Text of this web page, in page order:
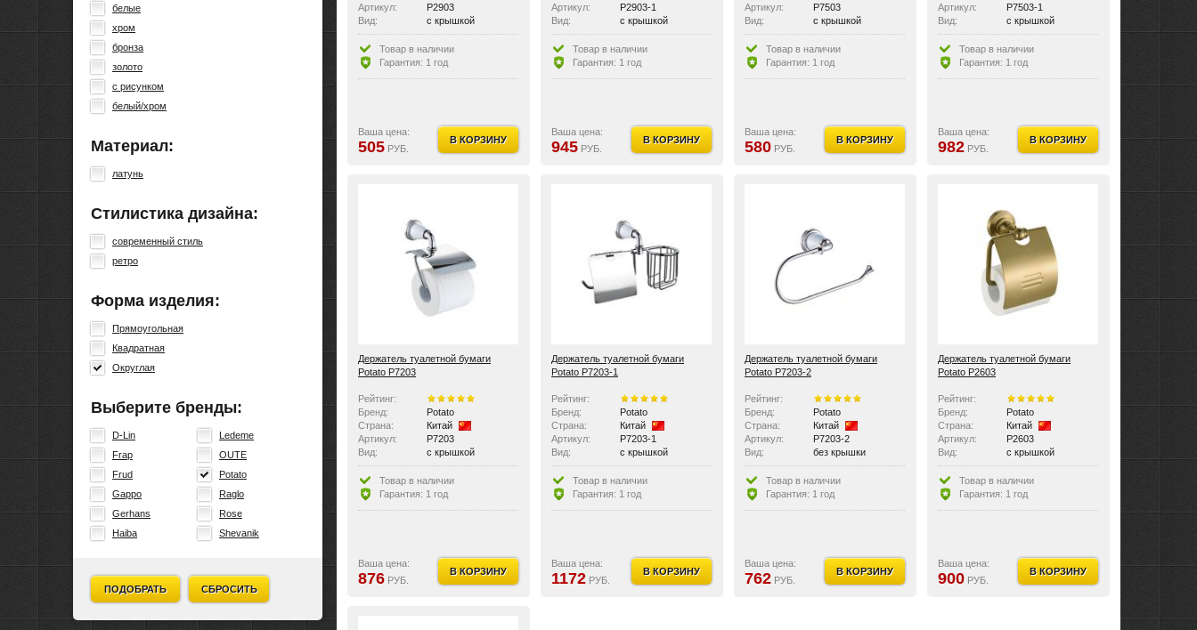
белые
хром
бронза
золото
с рисунком
белый/хром
Материал:
латунь
Стилистика дизайна:
современный стиль
ретро
Форма изделия:
Прямоугольная
Квадратная
Округлая
Выберите бренды:
D-Lin
Frap
Frud
Gappo
Gerhans
Haiba
Ledeme
OUTE
Potato
Raglo
Rose
Shevanik
ПОДОБРАТЬ СБРОСИТЬ
Артикул:
P2903
Вид:
с крышкой
Товар в наличии
Гарантия: 1 год
Ваша цена:
505 РУБ.
В КОРЗИНУ
Артикул:
P2903-1
Вид:
с крышкой
Особенности: с держателем освежителя воздуха
Товар в наличии
Гарантия: 1 год
Ваша цена:
945 РУБ.
В КОРЗИНУ
Артикул:
P7503
Вид:
с крышкой
Товар в наличии
Гарантия: 1 год
Ваша цена:
580 РУБ.
В КОРЗИНУ
Артикул:
P7503-1
Вид:
с крышкой
Особенности: с держателем освежителя воздуха
Товар в наличии
Гарантия: 1 год
Ваша цена:
982 РУБ.
В КОРЗИНУ
Держатель туалетной бумаги
Potato P7203
Рейтинг:
Бренд:
Potato
Страна:
Китай
Артикул:
P7203
Вид:
с крышкой
Товар в наличии
Гарантия: 1 год
Ваша цена:
876 РУБ.
В КОРЗИНУ
Держатель туалетной бумаги
Potato P7203-1
Рейтинг:
Бренд:
Potato
Страна:
Китай
Артикул:
P7203-1
Вид:
с крышкой
Особенности: с держателем освежителя воздуха
Товар в наличии
Гарантия: 1 год
Ваша цена:
1172 РУБ.
В КОРЗИНУ
Держатель туалетной бумаги
Potato P7203-2
Рейтинг:
Бренд:
Potato
Страна:
Китай
Артикул:
P7203-2
Вид:
без крышки
Товар в наличии
Гарантия: 1 год
Ваша цена:
762 РУБ.
В КОРЗИНУ
Держатель туалетной бумаги
Potato P2603
Рейтинг:
Бренд:
Potato
Страна:
Китай
Артикул:
P2603
Вид:
с крышкой
Товар в наличии
Гарантия: 1 год
Ваша цена:
900 РУБ.
В КОРЗИНУ